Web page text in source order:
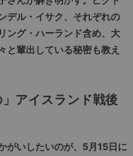
デル・イサク、それぞれの
ング・ハーランド含め、大
と輩出している秘密も教え
」アイスランド戦後
いしたいのが、5月15日に